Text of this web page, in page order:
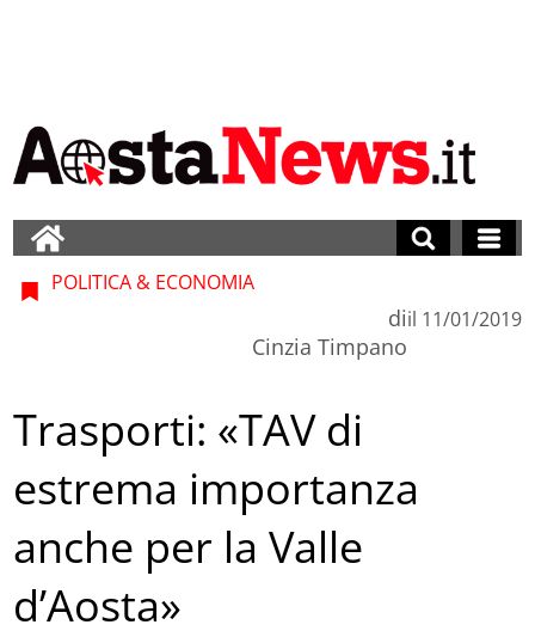
POLITICA & ECONOMIA
di
Cinzia Timpano
il 11/01/2019
Trasporti: «TAV di
estrema importanza
anche per la Valle
d’Aosta»